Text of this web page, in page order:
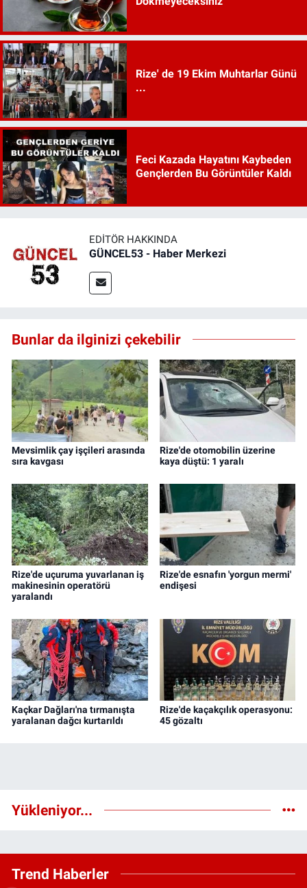
Rize' de 19 Ekim Muhtarlar Günü
...
Feci Kazada Hayatını Kaybeden
Gençlerden Bu Görüntüler Kaldı
EDITÖR HAKKINDA
GÜNCEL53 - Haber Merkezi
Bunlar da ilginizi çekebilir
Mevsimlik çay işçileri arasında
sıra kavgası
Rize'de otomobilin üzerine
kaya düştü: 1 yaralı
Rize'de uçuruma yuvarlanan iş
makinesinin operatörü
yaralandı
Rize'de esnafın 'yorgun mermi'
endişesi
Kaçkar Dağları'na tırmanışta
yaralanan dağcı kurtarıldı
Rize'de kaçakçılık operasyonu:
45 gözaltı
Yükleniyor...
Trend Haberler